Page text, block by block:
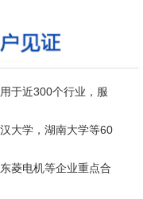
于近300个行业，服
大学，湖南大学等60
菱电机等企业重点合